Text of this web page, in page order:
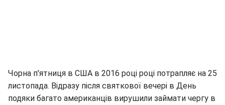
Чорна п'ятниця в США в 2016 році році потрапляє на 25
листопада. Відразу після святкової вечері в День
подяки багато американців вирушили займати чергу в